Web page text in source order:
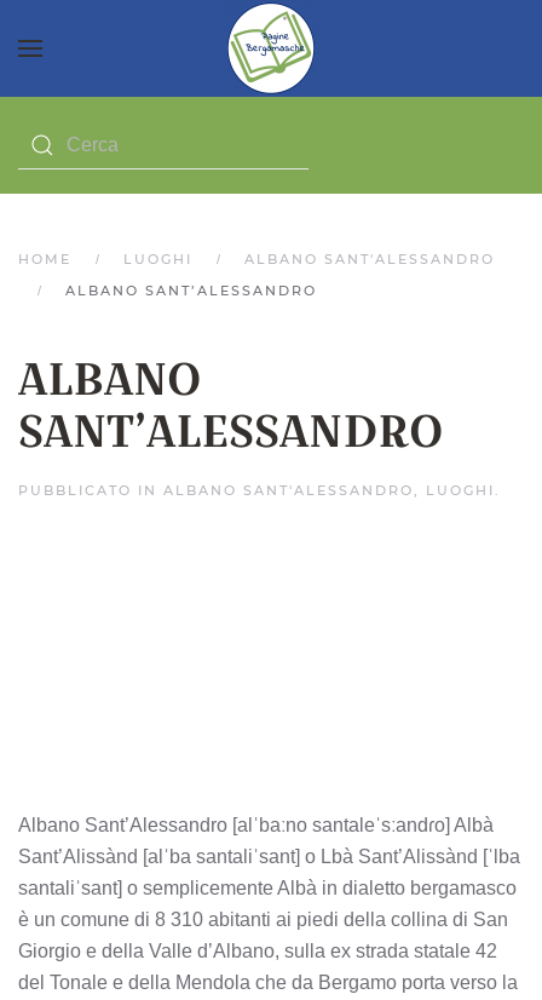
HOME LUOGHI
ALBANO SANT'ALESSANDRO
ALBANO SANT’ALESSANDRO
ALBANO
SANT’ALESSANDRO
PUBBLICATO IN ALBANO SANT'ALESSANDRO, LUOGHI .
Albano Sant’Alessandro [alˈbaːno santaleˈsːandɾo] Albà
Sant’Alissànd [alˈba santaliˈsant] o Lbà Sant’Alissànd [ˈlba
santaliˈsant] o semplicemente Albà in dialetto bergamasco
è un comune di 8 310 abitanti ai piedi della collina di San
Giorgio e della Valle d’Albano, sulla ex strada statale 42
del Tonale e della Mendola che da Bergamo porta verso la